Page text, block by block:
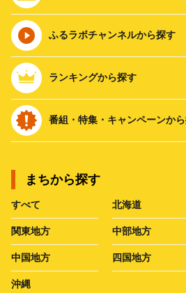
ふるラボチャンネルから探す
ランキングから探す
番組・特集・キャンペーンか
まちから探す
すべて 北海道
関東地方 中部地方
中国地方 四国地方
沖縄